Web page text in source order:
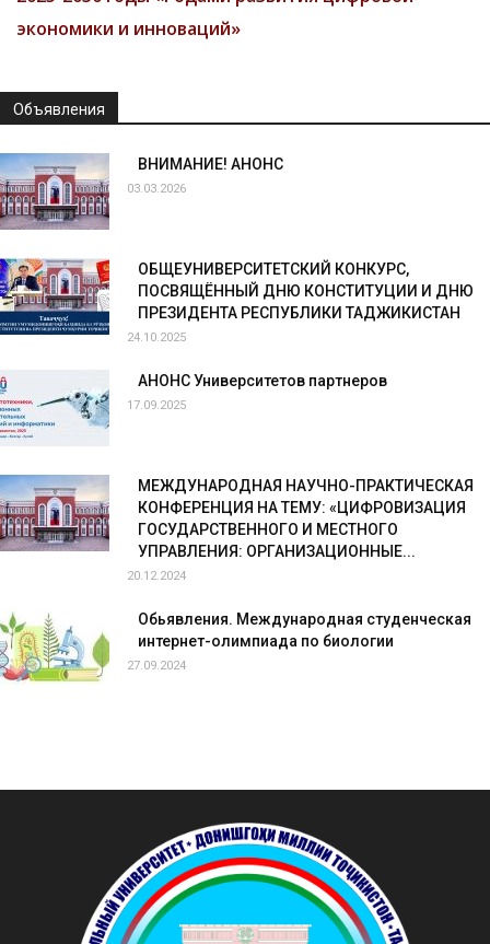
экономики и инноваций»
Объявления
ВНИМАНИЕ! АНОНС
03.03.2026
ОБЩЕУНИВЕРСИТЕТСКИЙ КОНКУРС,
ПОСВЯЩЁННЫЙ ДНЮ КОНСТИТУЦИИ И ДНЮ
ПРЕЗИДЕНТА РЕСПУБЛИКИ ТАДЖИКИСТАН
24.10.2025
АНОНС Университетов партнеров
17.09.2025
МЕЖДУНАРОДНАЯ НАУЧНО-ПРАКТИЧЕСКАЯ
КОНФЕРЕНЦИЯ НА ТЕМУ: «ЦИФРОВИЗАЦИЯ
ГОСУДАРСТВЕННОГО И МЕСТНОГО
УПРАВЛЕНИЯ: ОРГАНИЗАЦИОННЫЕ...
20.12.2024
Обьявления. Международная студенческая
интернет-олимпиада по биологии
27.09.2024